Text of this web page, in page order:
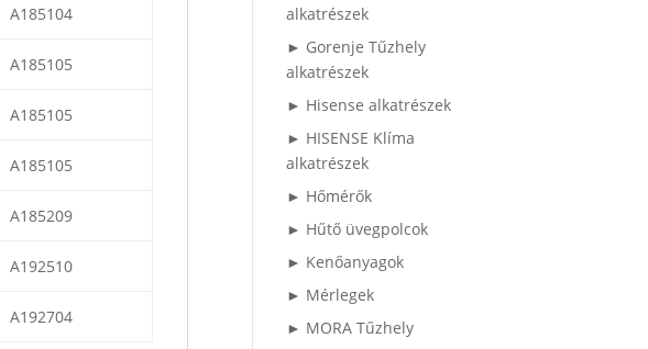
A185104
A185105
A185105
A185105
A185209
A192510
A192704
alkatrészek
► Gorenje Tűzhely
alkatrészek
► Hisense alkatrészek
► HISENSE Klíma
alkatrészek
► Hőmérők
► Hűtő üvegpolcok
► Kenőanyagok
► Mérlegek
► MORA Tűzhely